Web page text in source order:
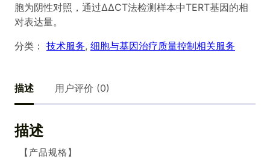
胞为阴性对照，通过∆∆CT法检测样本中TERT基因的相
对表达量。
分类： 技术服务, 细胞与基因治疗质量控制相关服务
描述 用户评价 (0)
描述
【产品规格】